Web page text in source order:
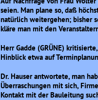
seien. Man plane so, daß
natürlich weitergehen; bisher
kläre man mit den
Herr Gadde (GRÜNE)
Hinblick etwa auf
Dr. Hauser antwortete, man
Überraschungen mit sich,
Kontakt mit der Bauleitung